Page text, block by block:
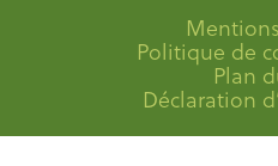
Politique de
Plan
Déclaration